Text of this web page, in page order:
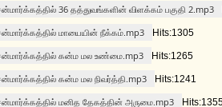
36 தத்துவங்களின் விளக்கம் பகுதி 2.mp3
மாயையின் நீக்கம்.mp3 Hits:1305
சன்மார்க்கத்தில் கன்ம மல உண்மை.mp3 Hits:1265
கன்ம மல நிவர்த்தி.mp3 Hits:1241
மனித தேகத்தின் அருமை.mp3